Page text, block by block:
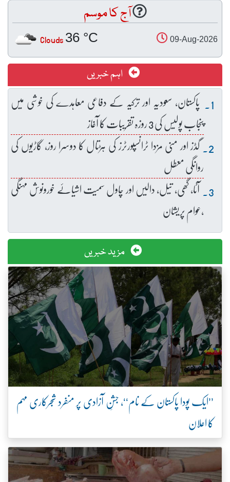
آج کا موسم
09-Aug-2026
36 °C
Clouds
اہم خبریں
پاکستان، سعودیہ اور ترکیہ کے دفاعی معاہدے کی خوشی میں
پنجاب پولیس کی 3 روزہ تقریبات کا آغاز
گڈز اور منی مزدا ٹرانسپورٹرز کی ہڑتال کا دوسرا روز، گاڑیوں کی
روانگی معطل
آٹا، گھی، تیل، دالیں اور چاول سمیت اشیائے خورونوش مہنگی
،عوام پریشان
مزید خبریں
’’ایک پودا پاکستان کے نام‘‘، جشنِ آزادی پر منفرد شجرکاری مہم
کا اعلان